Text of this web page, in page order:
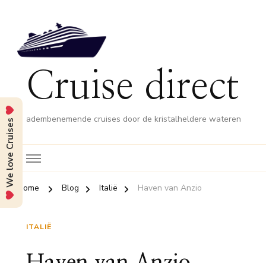
Cruise direct
adembenemende cruises door de kristalheldere wateren
Home Blog Italië Haven van Anzio
ITALIË
We love Cruises